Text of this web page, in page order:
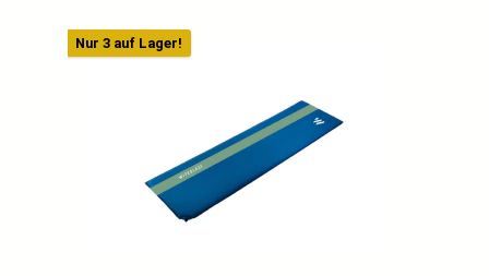
Nur 3 auf Lager!